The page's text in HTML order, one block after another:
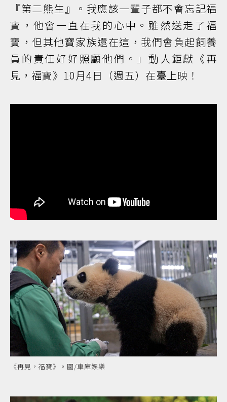
『第二熊生』。我應該一輩子都不會忘記福
寶，他會一直在我的心中。雖然送走了福
寶，但其他寶家族還在這，我們會負起飼養
員的責任好好照顧他們。」動人鉅獻《再
見，福寶》10月4日（週五）在臺上映！
《再見，福寶》。圖/車庫娛樂